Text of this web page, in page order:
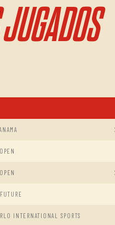
INTERNATIONAL SPORTS